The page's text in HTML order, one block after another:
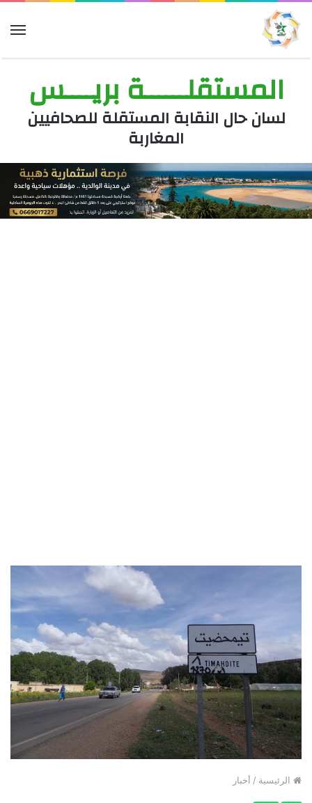
المستقلــــــة بريــــس
لسان حال النقابة المستقلة للصحافيين
المغاربة
الرئيسية / أخبار